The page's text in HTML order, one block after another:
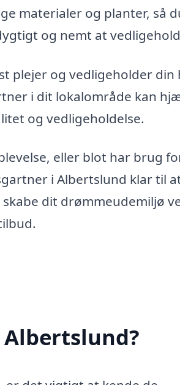
materialer og planter, så
og nemt at
plejer og vedligeholder din
i dit lokalområde kan
og vedligeholdelse.
eller blot har brug
i Albertslund klar til
dit drømmeudemiljø